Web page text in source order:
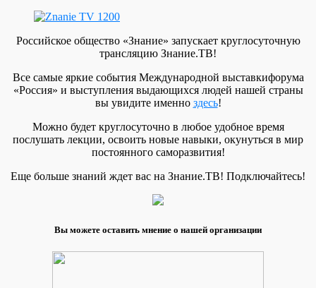
Российское общество «Знание» запускает круглосуточную
трансляцию Знание.ТВ!
Все самые яркие события Международной выставкифорума
«Россия» и выступления выдающихся людей нашей страны
вы увидите именно здесь!
Можно будет круглосуточно в любое удобное время
послушать лекции, освоить новые навыки, окунуться в мир
постоянного саморазвития!
Еще больше знаний ждет вас на Знание.ТВ! Подключайтесь!
Вы можете оставить мнение о нашей организации